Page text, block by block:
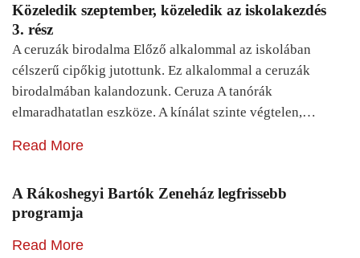
Közeledik szeptember, közeledik az iskolakezdés
3. rész
A ceruzák birodalma Előző alkalommal az iskolában
célszerű cipőkig jutottunk. Ez alkalommal a ceruzák
birodalmában kalandozunk. Ceruza A tanórák
elmaradhatatlan eszköze. A kínálat szinte végtelen,…
Read More
A Rákoshegyi Bartók Zeneház legfrissebb
programja
Read More